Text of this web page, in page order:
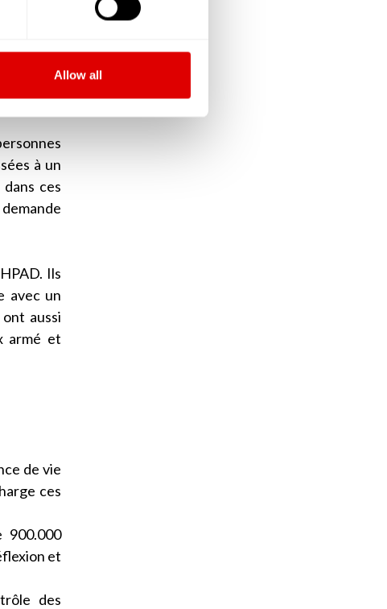
Allow all
dont le
des
parle de
que
à un
ces
Ils
avec un
aussi
armé et
de vie
ces
900.000
et
des